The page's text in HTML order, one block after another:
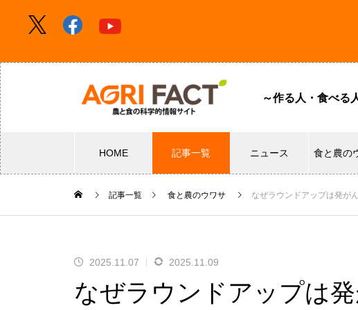
～作る人・食べる
HOME 記事一覧 ニュース 食と農の
記事一覧 食と農のウワサ なぜラウンドアップは発が
2025.11.07 2025.11.09
なぜラウンドアップは